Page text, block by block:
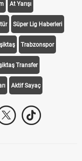
At Yarışı
Süper Lig Haberleri
Trabzonspor
Transfer
Aktif Sayaç